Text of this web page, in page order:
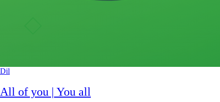
Dil
All of you | You all